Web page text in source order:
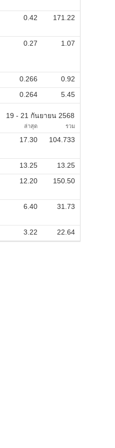
0.42 171.22
0.27 1.07
0.266
0.92
0.264 5.45
19 - 21 กันยายน 2568
ล่าสุด รวม
17.30 104.733
13.25
13.25
12.20 150.50
6.40 31.73
3.22 22.64